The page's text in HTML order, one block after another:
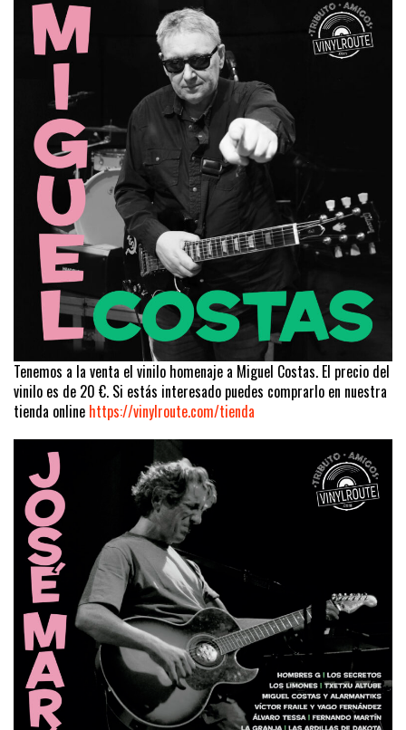
Tenemos a la venta el vinilo homenaje a Miguel Costas. El precio del
vinilo es de 20 €. Si estás interesado puedes comprarlo en nuestra
tienda online https://vinylroute.com/tienda